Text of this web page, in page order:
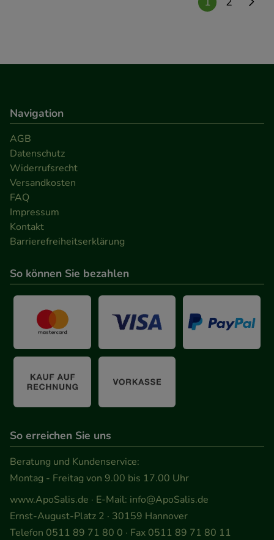
Navigation
AGB
Datenschutz
Widerrufsrecht
Versandkosten
FAQ
Impressum
Kontakt
Barrierefreiheitserklärung
So können Sie bezahlen
So erreichen Sie uns
Beratung und Kundenservice:
Montag - Freitag von 9.00 bis 17.00 Uhr
www.ApoSalis.de · E-Mail: info@ApoSalis.de
Ernst-August-Platz 2 · 30159 Hannover
Telefon 0511 89 71 80 0 · Fax 0511 89 71 80 11